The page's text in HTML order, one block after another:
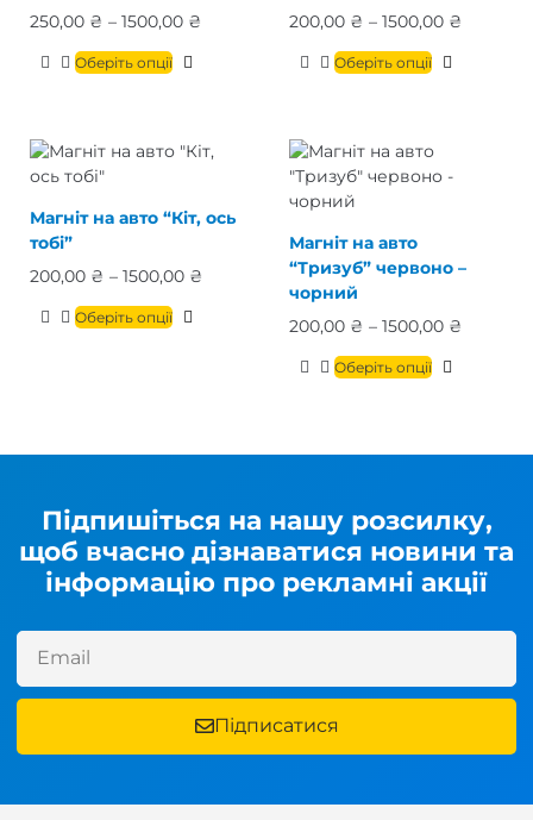
250,00 ₴ – 1500,00 ₴
Оберіть опції
200,00 ₴ – 1500,00 ₴
Оберіть опції
Магніт на авто “Кіт, ось
тобі”
200,00 ₴ – 1500,00 ₴
Оберіть опції
Магніт на авто
“Тризуб” червоно –
чорний
200,00 ₴ – 1500,00 ₴
Оберіть опції
Підпишіться на нашу розсилку,
щоб вчасно дізнаватися новини та
інформацію про рекламні акції
Підписатися